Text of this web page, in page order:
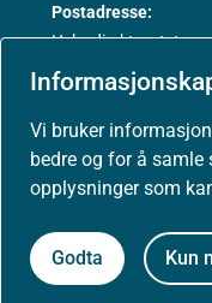
Vi bruker
bedre og for å
opplysninger som
Godta Kun
Postadresse:
Helsedirektoratet
Postboks 220, Skøyen
Aktuelt